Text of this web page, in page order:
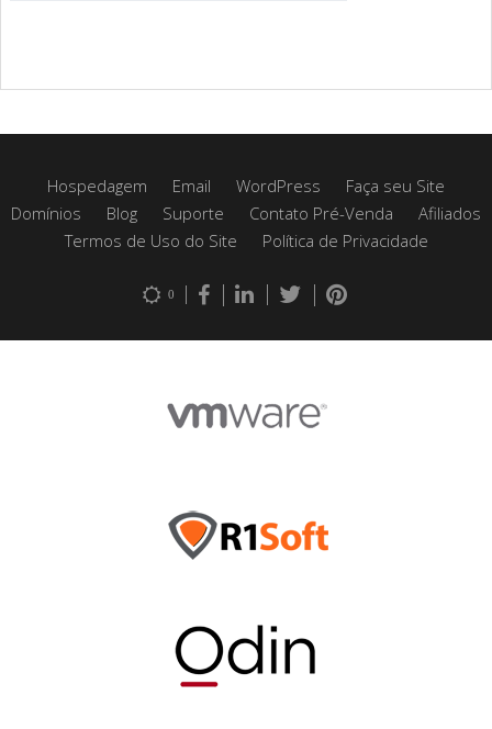
Hospedagem Email WordPress
Faça seu Site
Domínios
Blog Suporte Contato Pré-Venda
Afiliados
Termos de Uso do Site
Política de Privacidade
0